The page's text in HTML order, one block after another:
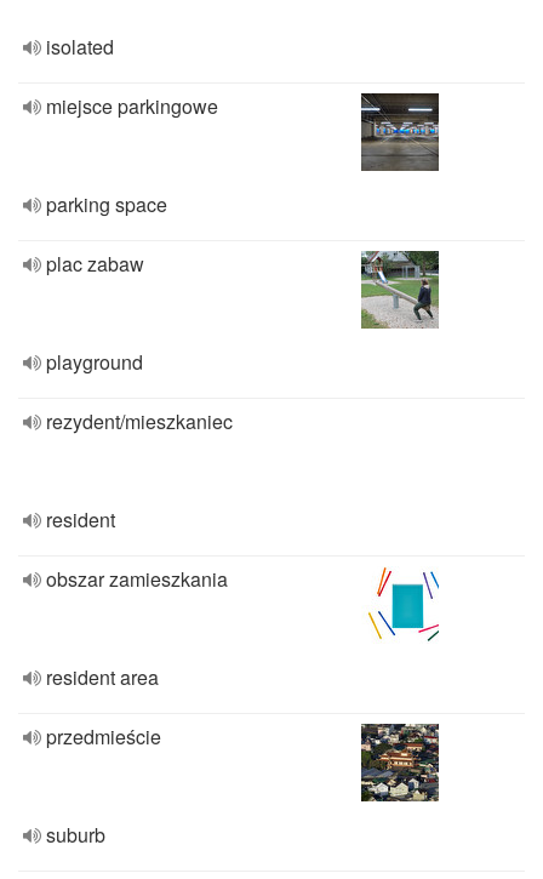
isolated
miejsce parkingowe
parking space
plac zabaw
playground
rezydent/mieszkaniec
resident
obszar zamieszkania
resident area
przedmieście
suburb